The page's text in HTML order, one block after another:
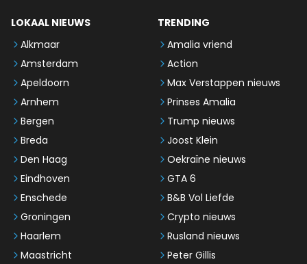
LOKAAL NIEUWS
Alkmaar
Amsterdam
Apeldoorn
Arnhem
Bergen
Breda
Den Haag
Eindhoven
Enschede
Groningen
Haarlem
Maastricht
TRENDING
Amalia vriend
Action
Max Verstappen nieuws
Prinses Amalia
Trump nieuws
Joost Klein
Oekraïne nieuws
GTA 6
B&B Vol Liefde
Crypto nieuws
Rusland nieuws
Peter Gillis